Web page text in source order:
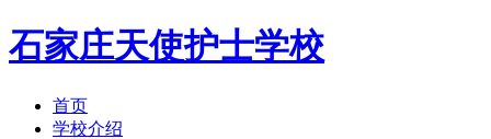
石家庄天使护士学校
首页
学校介绍